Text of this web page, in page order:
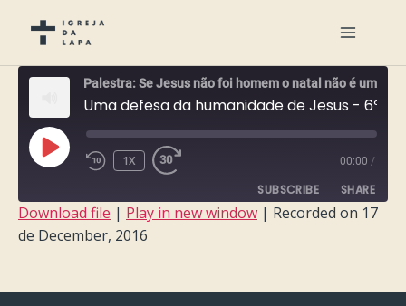
PLAY
EPISODE
1X 00:00 /
SUBSCRIBE SHARE
SHARE
Download file | Play in new window | Recorded on 17
de December, 2016